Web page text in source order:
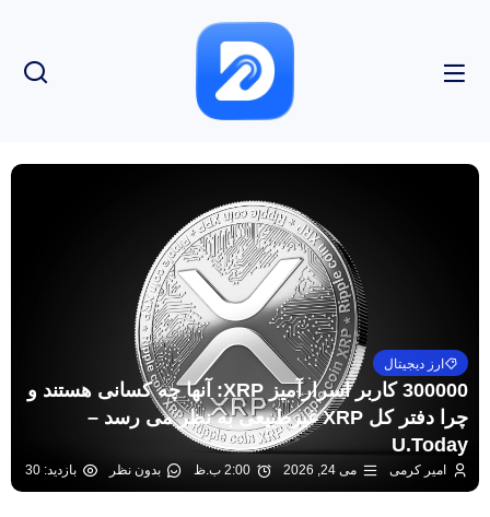
ارز دیجیتال
300000 کاربر اسرارآمیز XRP: آنها چه کسانی هستند و
چرا دفتر کل XRP غیرطبیعی به نظر می رسد –
U.Today
امیر کرمی می 24, 2026 2:00 ب.ظ بدون نظر بازدید: 30